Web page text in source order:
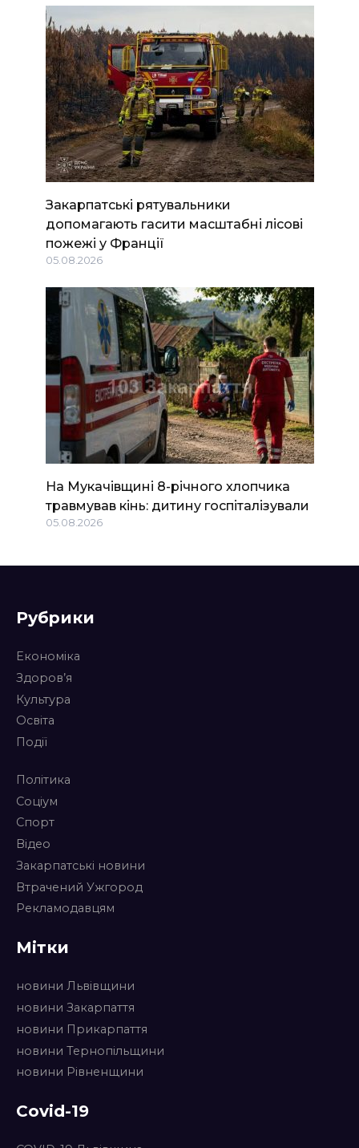
Закарпатські рятувальники
допомагають гасити масштабні лісові
пожежі у Франції
05.08.2026
На Мукачівщині 8-річного хлопчика
травмував кінь: дитину госпіталізували
05.08.2026
Рубрики
Економіка
Здоров’я
Культура
Освіта
Події
Політика
Соціум
Спорт
Відео
Закарпатські новини
Втрачений Ужгород
Рекламодавцям
Мітки
новини Львівщини
новини Закарпаття
новини Прикарпаття
новини Тернопільщини
новини Рівненщини
Covid-19